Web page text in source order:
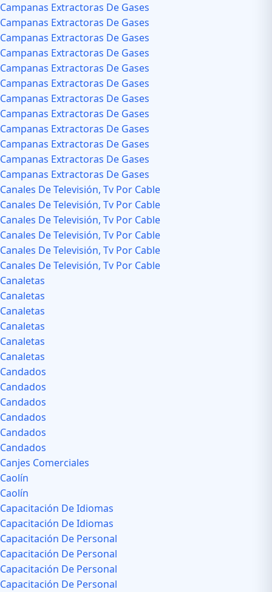
Campanas Extractoras De Gases
Campanas Extractoras De Gases
Campanas Extractoras De Gases
Campanas Extractoras De Gases
Campanas Extractoras De Gases
Campanas Extractoras De Gases
Campanas Extractoras De Gases
Campanas Extractoras De Gases
Campanas Extractoras De Gases
Campanas Extractoras De Gases
Campanas Extractoras De Gases
Campanas Extractoras De Gases
Canales De Televisión, Tv Por Cable
Canales De Televisión, Tv Por Cable
Canales De Televisión, Tv Por Cable
Canales De Televisión, Tv Por Cable
Canales De Televisión, Tv Por Cable
Canales De Televisión, Tv Por Cable
Canaletas
Canaletas
Canaletas
Canaletas
Canaletas
Canaletas
Candados
Candados
Candados
Candados
Candados
Candados
Canjes Comerciales
Caolín
Caolín
Capacitación De Idiomas
Capacitación De Idiomas
Capacitación De Personal
Capacitación De Personal
Capacitación De Personal
Capacitación De Personal